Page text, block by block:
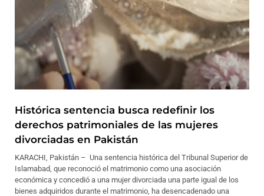
Histórica sentencia busca redefinir los
derechos patrimoniales de las mujeres
divorciadas en Pakistán
KARACHI, Pakistán – Una sentencia histórica del Tribunal Superior de
Islamabad, que reconoció el matrimonio como una asociación
económica y concedió a una mujer divorciada una parte igual de los
bienes adquiridos durante el matrimonio, ha desencadenado una